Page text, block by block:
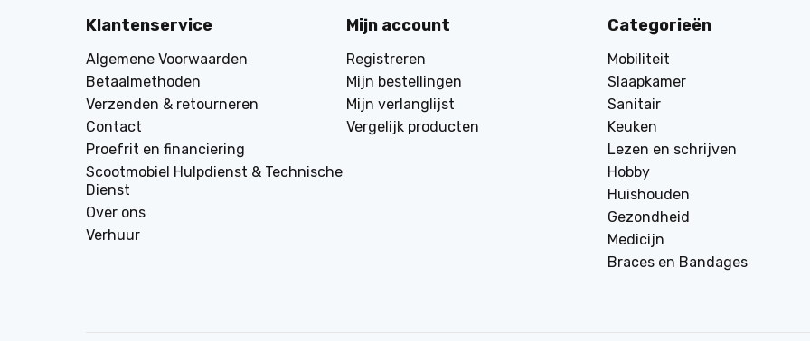
Klantenservice
Algemene Voorwaarden
Betaalmethoden
Verzenden & retourneren
Contact
Proefrit en financiering
Scootmobiel Hulpdienst & Technische
Dienst
Over ons
Verhuur
Mijn account
Registreren
Mijn bestellingen
Mijn verlanglijst
Vergelijk producten
Categorieën
Mobiliteit
Slaapkamer
Sanitair
Keuken
Lezen en schrijven
Hobby
Huishouden
Gezondheid
Medicijn
Braces en Bandages